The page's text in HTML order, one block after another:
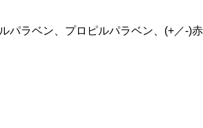
パラベン、プロピルパラベン、(+／-)赤